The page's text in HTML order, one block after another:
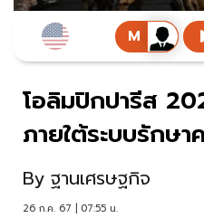
โอลิมปิกปารีส
ภายใต้ระบบรักษ
By ฐานเศรษฐกิจ
26 ก.ค. 67 | 07:55 น.